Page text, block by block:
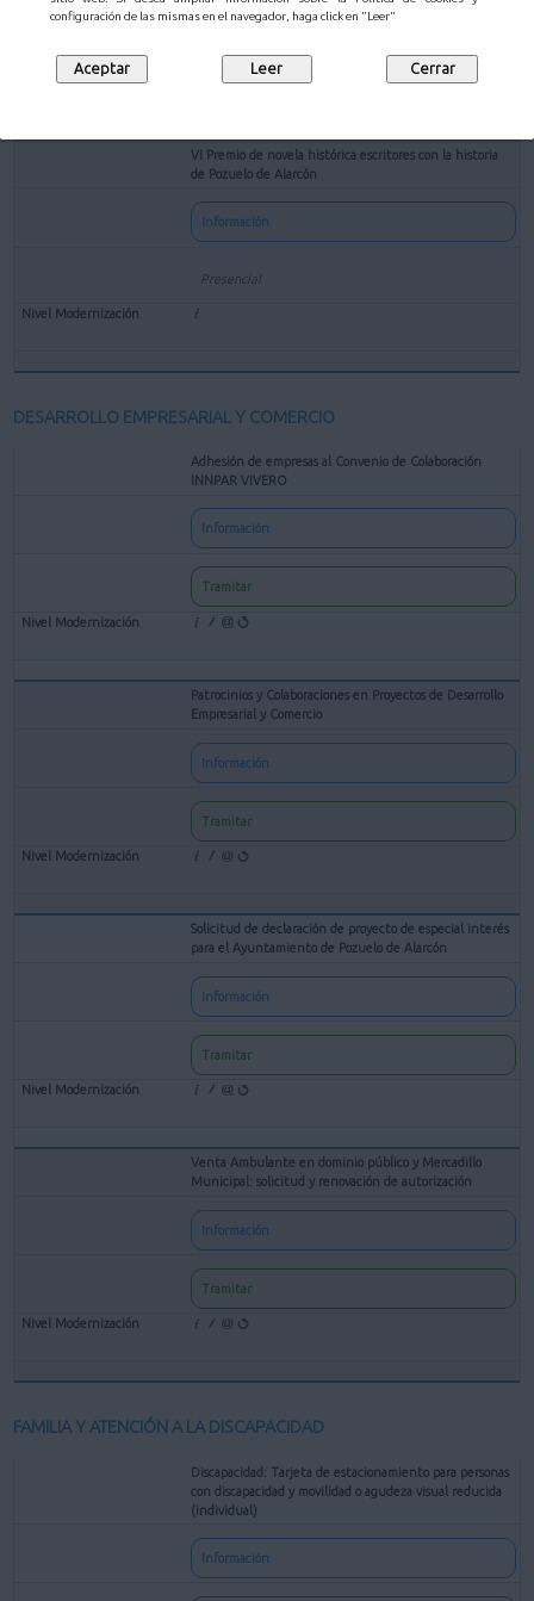
configuración de las mismas en el navegador, haga click en "Leer"
VI Premio de novela histórica escritores con la historia
de Pozuelo de Alarcón
Información
Presencial
DESARROLLO EMPRESARIAL Y COMERCIO
Adhesión de empresas al Convenio de Colaboración
INNPAR VIVERO
Información
Tramitar
Patrocinios y Colaboraciones en Proyectos de Desarrollo
Empresarial y Comercio
Información
Tramitar
Solicitud de declaración de proyecto de especial interés
para el Ayuntamiento de Pozuelo de Alarcón
Información
Tramitar
Venta Ambulante en dominio público y Mercadillo
Municipal: solicitud y renovación de autorización
Información
Tramitar
FAMILIA Y ATENCIÓN A LA DISCAPACIDAD
Discapacidad: Tarjeta de estacionamiento para personas
con discapacidad y movilidad o agudeza visual reducida
(individual)
Información